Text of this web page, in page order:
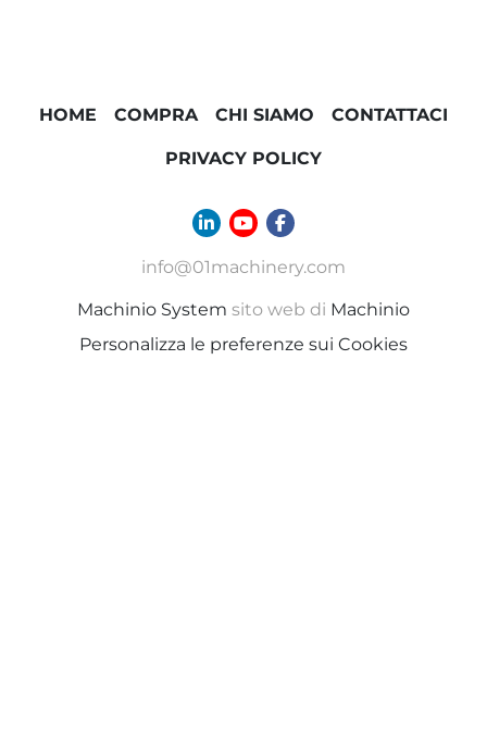
HOME COMPRA CHI SIAMO CONTATTACI
PRIVACY POLICY
linkedinyoutubefacebook
info@01machinery.com
Machinio System sito web di Machinio
Personalizza le preferenze sui Cookies